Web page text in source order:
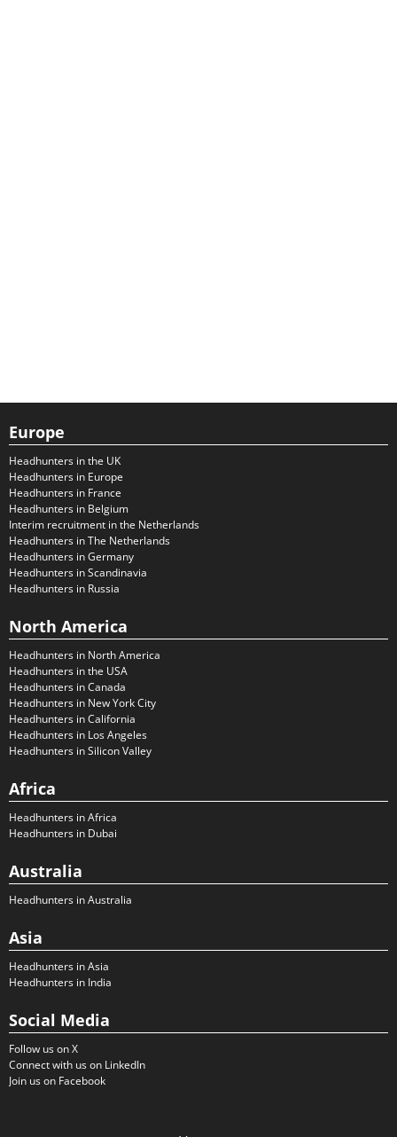
Europe
Headhunters in the UK
Headhunters in Europe
Headhunters in France
Headhunters in Belgium
Interim recruitment in the Netherlands
Headhunters in The Netherlands
Headhunters in Germany
Headhunters in Scandinavia
Headhunters in Russia
North America
Headhunters in North America
Headhunters in the USA
Headhunters in Canada
Headhunters in New York City
Headhunters in California
Headhunters in Los Angeles
Headhunters in Silicon Valley
Africa
Headhunters in Africa
Headhunters in Dubai
Australia
Headhunters in Australia
Asia
Headhunters in Asia
Headhunters in India
Social Media
Follow us on X
Connect with us on LinkedIn
Join us on Facebook